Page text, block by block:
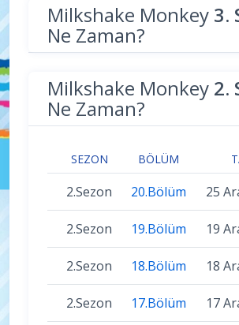
Milkshake Monkey 3.
Ne Zaman?
Milkshake Monkey 2.
Ne Zaman?
SEZON BÖLÜM
2.Sezon 20.Bölüm 25
2.Sezon 19.Bölüm 19
2.Sezon 18.Bölüm 18
2.Sezon 17.Bölüm 17